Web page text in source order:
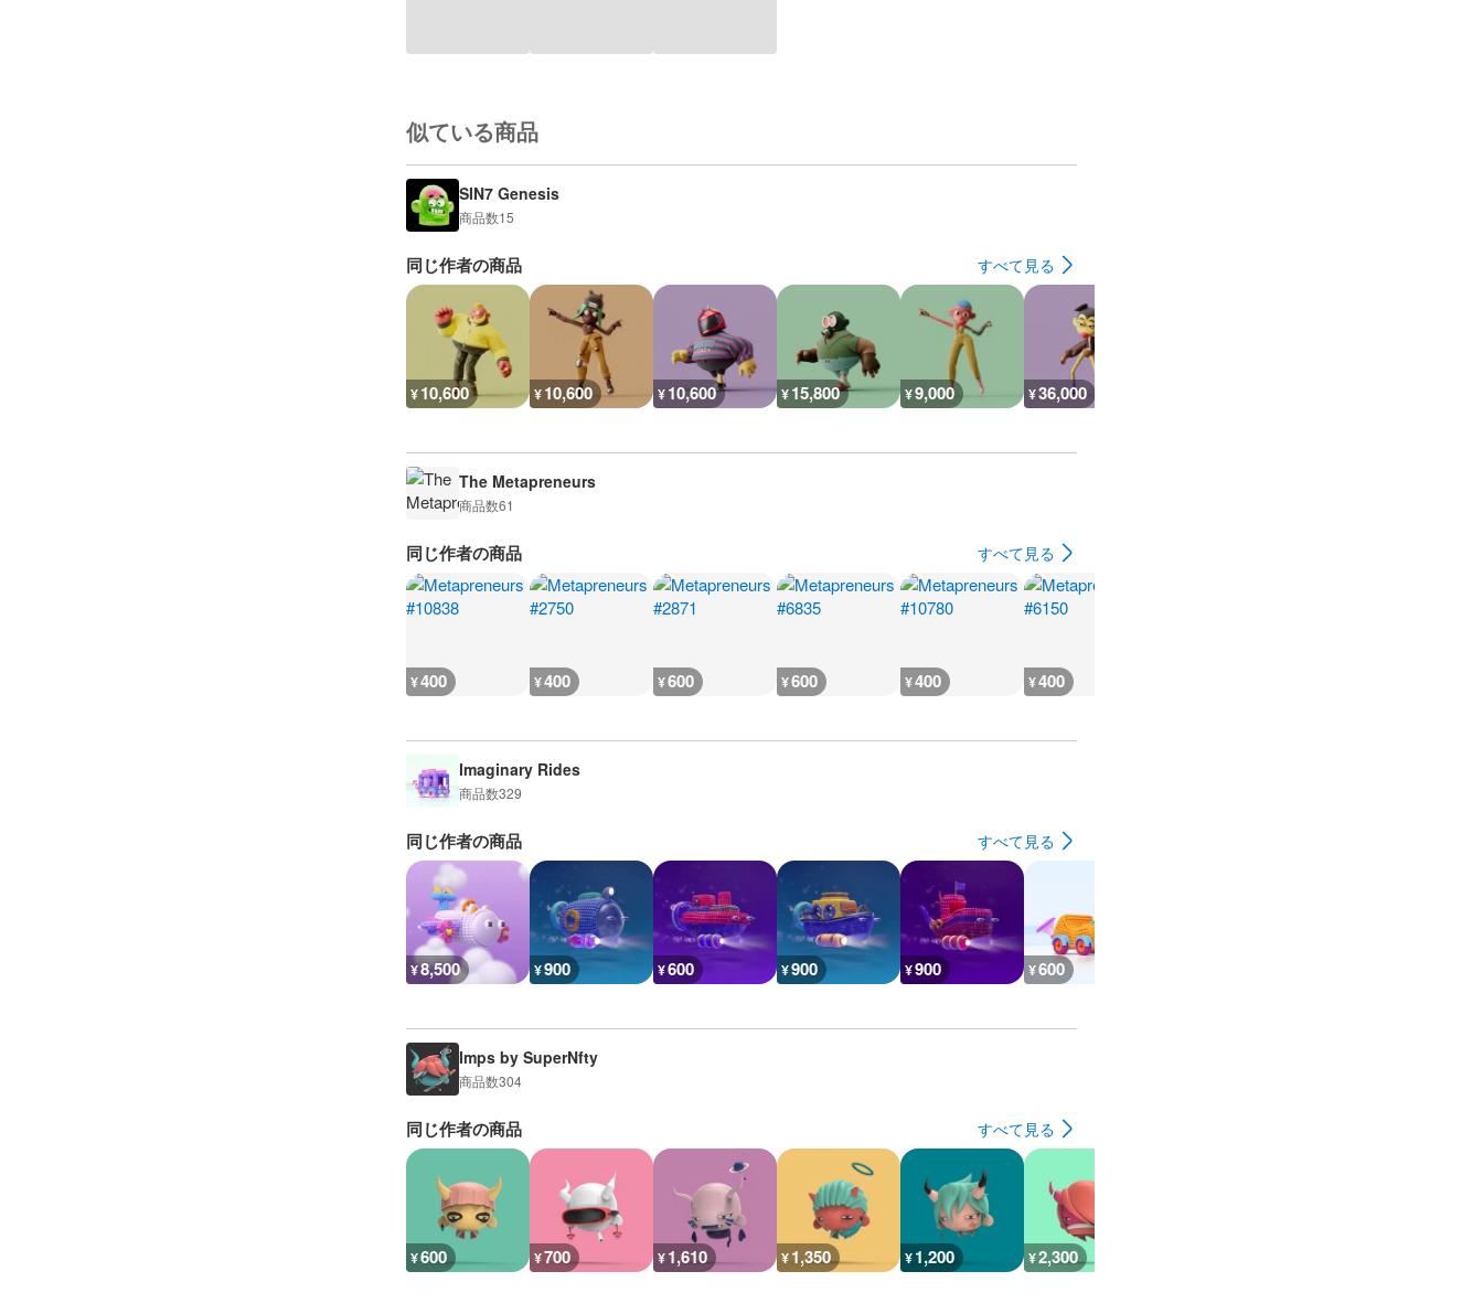
似ている商品
SIN7 Genesis
商品数15
同じ作者の商品 すべて見る
¥10,600 ¥10,600 ¥10,600 ¥15,800 ¥9,000 ¥36,000
The Metapreneurs
商品数61
同じ作者の商品 すべて見る
¥400 ¥400 ¥600 ¥600 ¥400 ¥400
Imaginary Rides
商品数329
同じ作者の商品 すべて見る
¥8,500 ¥900 ¥600 ¥900 ¥900 ¥600
Imps by SuperNfty
商品数304
同じ作者の商品 すべて見る
¥600 ¥700 ¥1,610 ¥1,350 ¥1,200 ¥2,300